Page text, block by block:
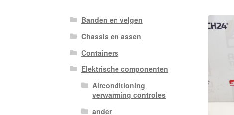
Banden en velgen
Chassis en assen
Containers
Elektrische componenten
Airconditioning
verwarming controles
ander